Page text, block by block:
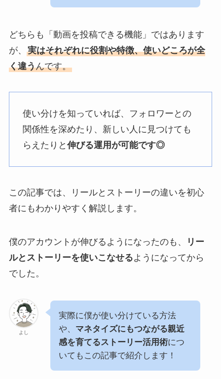
どちらも「動画を投稿できる機能」ではあります
が、 実はそれぞれに役割や特徴、使いどころが全
く違うんです。
使い分けを知っていれば、フォロワーとの
関係性を深めたり、新しい人に見つけても
らえたりと伸びる運用が可能です◎
この記事では、リールとストーリーの違いを初心
者にもわかりやすく解説します。
僕のアカウントが伸びるようになったのも、
リー
ルとストーリーを使いこなせるようになってから
でした。
よし
実際に僕が使い分けている方法
や、 マネタイズにもつながる親近
感を育てるストーリー活用術につ
いてもこの記事で紹介します！